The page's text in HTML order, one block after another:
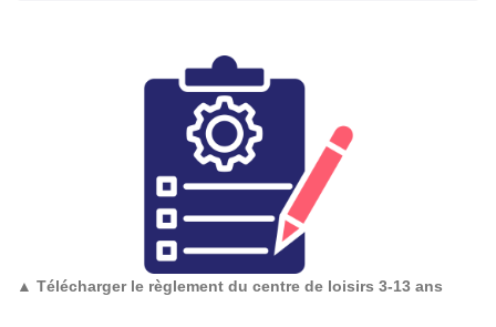
▲ Télécharger le règlement du centre de loisirs 3-13 ans